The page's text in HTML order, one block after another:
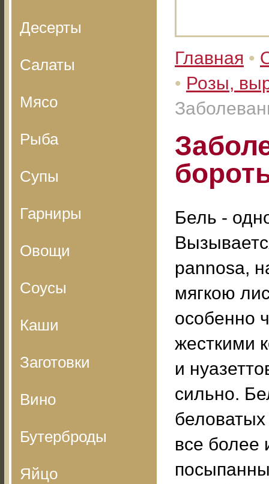
Десерты
Салаты
Мясо
Рыба
Супы
Гарниры
Овощи
Соусы
Каши
Заготовки
Вино
Бутерброды
Яйцо
Главная •
• Розы,
Бель -
pannosa,
мягкою
особенно
жесткими
и
сильно.
беловатых
все более